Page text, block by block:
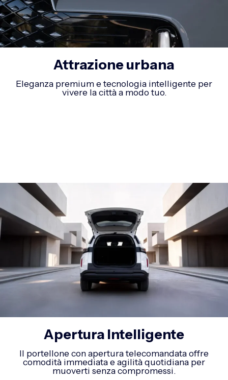
Attrazione urbana
Eleganza premium e tecnologia intelligente per
vivere la città a modo tuo.
Apertura Intelligente
Il portellone con apertura telecomandata offre
comodità immediata e agilità quotidiana per
muoverti senza compromessi.